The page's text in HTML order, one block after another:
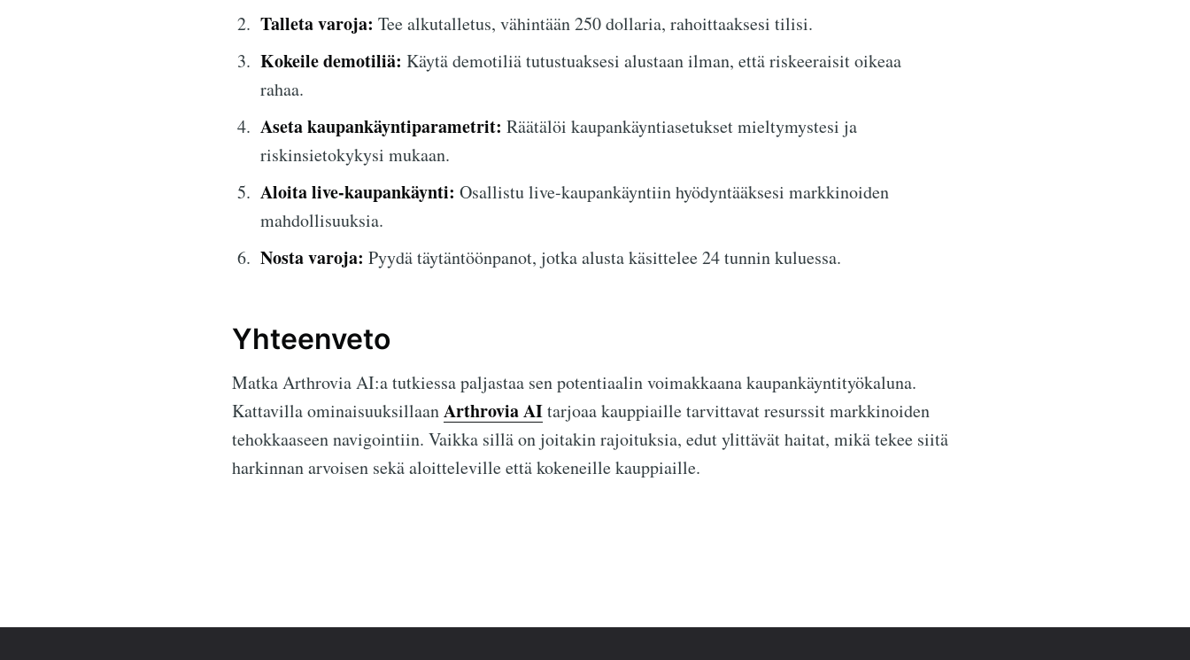
Talleta varoja: Tee alkutalletus, vähintään 250 dollaria, rahoittaaksesi tilisi.
Kokeile demotiliä: Käytä demotiliä tutustuaksesi alustaan ilman, että riskeeraisit oikeaa
rahaa.
Aseta kaupankäyntiparametrit: Räätälöi kaupankäyntiasetukset mieltymystesi ja
riskinsietokykysi mukaan.
Aloita live-kaupankäynti: Osallistu live-kaupankäyntiin hyödyntääksesi markkinoiden
mahdollisuuksia.
Nosta varoja: Pyydä täytäntöönpanot, jotka alusta käsittelee 24 tunnin kuluessa.
Yhteenveto
Matka Arthrovia AI:a tutkiessa paljastaa sen potentiaalin voimakkaana kaupankäyntityökaluna.
Kattavilla ominaisuuksillaanArthrovia AItarjoaa kauppiaille tarvittavat resurssit markkinoiden
tehokkaaseen navigointiin. Vaikka sillä on joitakin rajoituksia, edut ylittävät haitat, mikä tekee siitä
harkinnan arvoisen sekä aloitteleville että kokeneille kauppiaille.